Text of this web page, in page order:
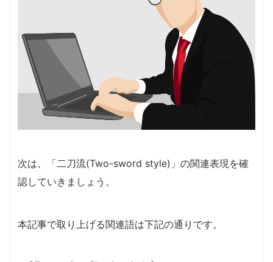
次は、「二刀流(Two-sword style)」の関連表現を確
認していきましょう。
本記事で取り上げる関連語は下記の通りです。